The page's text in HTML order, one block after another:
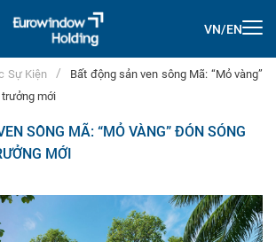
VN/EN
Sự Kiện
Bất động sản ven sông Mã: “Mỏ vàng”
mới
SÔNG MÃ: “MỎ VÀNG” ĐÓN SÓNG
MỚI